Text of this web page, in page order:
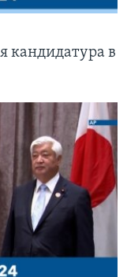
кандидатура в